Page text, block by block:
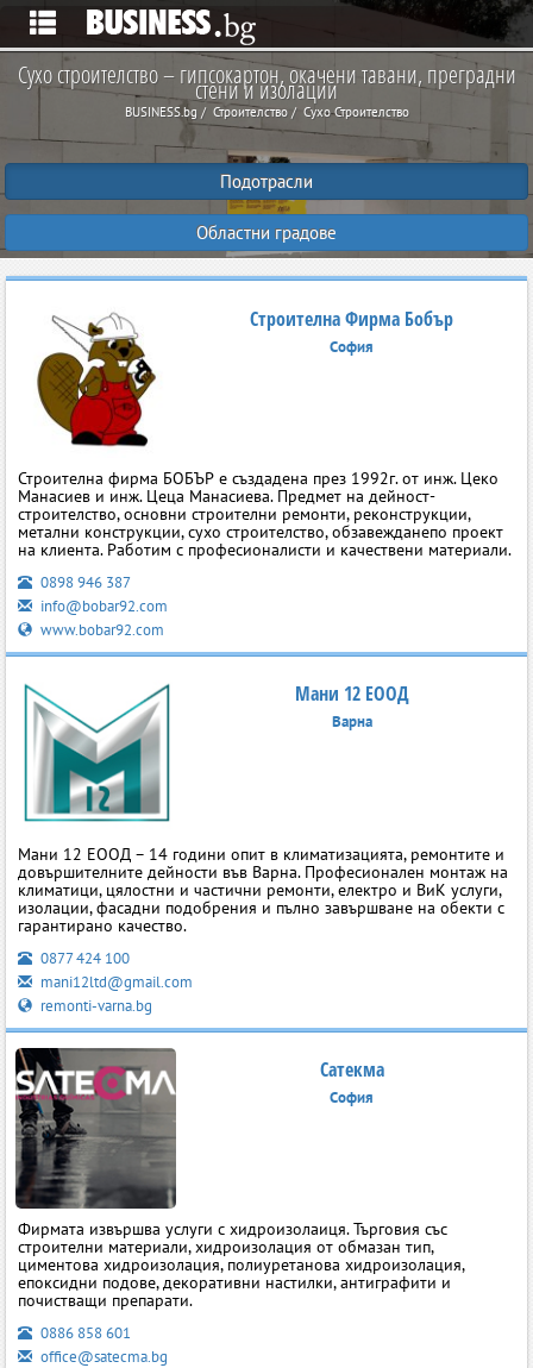
Сухо строителство – гипсокартон, окачени тавани, преградни
стени и изолации
BUSINESS.bg Строителство Сухо Строителство
Подотрасли
Областни градове
Строителна Фирма Бобър
София
Строителна фирма БОБЪР е създадена през 1992г. от инж. Цеко
Манасиев и инж. Цеца Манасиева. Предмет на дейност-
строителство, основни строителни ремонти, реконструкции,
метални конструкции, сухо строителство, обзавежданепо проект
на клиента. Работим с професионалисти и качествени материали.
0898 946 387
info@bobar92.com
www.bobar92.com
Мани 12 ЕООД
Варна
Мани 12 ЕООД – 14 години опит в климатизацията, ремонтите и
довършителните дейности във Варна. Професионален монтаж на
климатици, цялостни и частични ремонти, електро и ВиК услуги,
изолации, фасадни подобрения и пълно завършване на обекти с
гарантирано качество.
0877 424 100
mani12ltd@gmail.com
remonti-varna.bg
Сатекма
София
Фирмата извършва услуги с хидроизолаиця. Търговия със
строителни материали, хидроизолация от обмазан тип,
циментова хидроизолация, полиуретанова хидроизолация,
епоксидни подове, декоративни настилки, антиграфити и
почистващи препарати.
0886 858 601
office@satecma.bg